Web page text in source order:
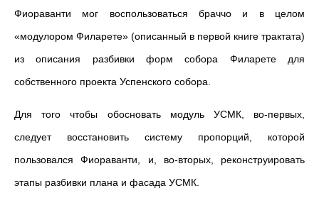
Фиораванти мог воспользоваться браччо и в целом
«модулором Филарете» (описанный в первой книге трактата)
из описания разбивки форм собора Филарете для
собственного проекта Успенского собора.
Для того чтобы обосновать модуль УСМК, во-первых,
следует восстановить систему пропорций, которой
пользовался Фиораванти, и, во-вторых, реконструировать
этапы разбивки плана и фасада УСМК.